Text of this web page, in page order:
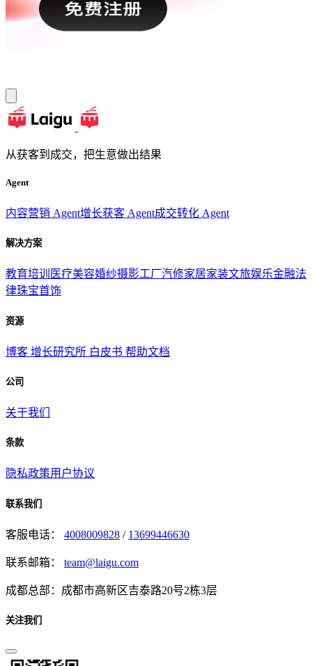
从获客到成交，把生意做出结果
Agent
内容营销 Agent增长获客 Agent成交转化 Agent
解决方案
教育培训 医疗美容婚纱摄影工厂汽修家居家装文旅娱乐金融法
律珠宝首饰
资源
博客 增长研究所 白皮书 帮助文档
公司
关于我们
条款
隐私政策用户协议
联系我们
客服电话： 4008009828 / 13699446630
联系邮箱： team@laigu.com
成都总部：成都市高新区吉泰路20号2栋3层
关注我们